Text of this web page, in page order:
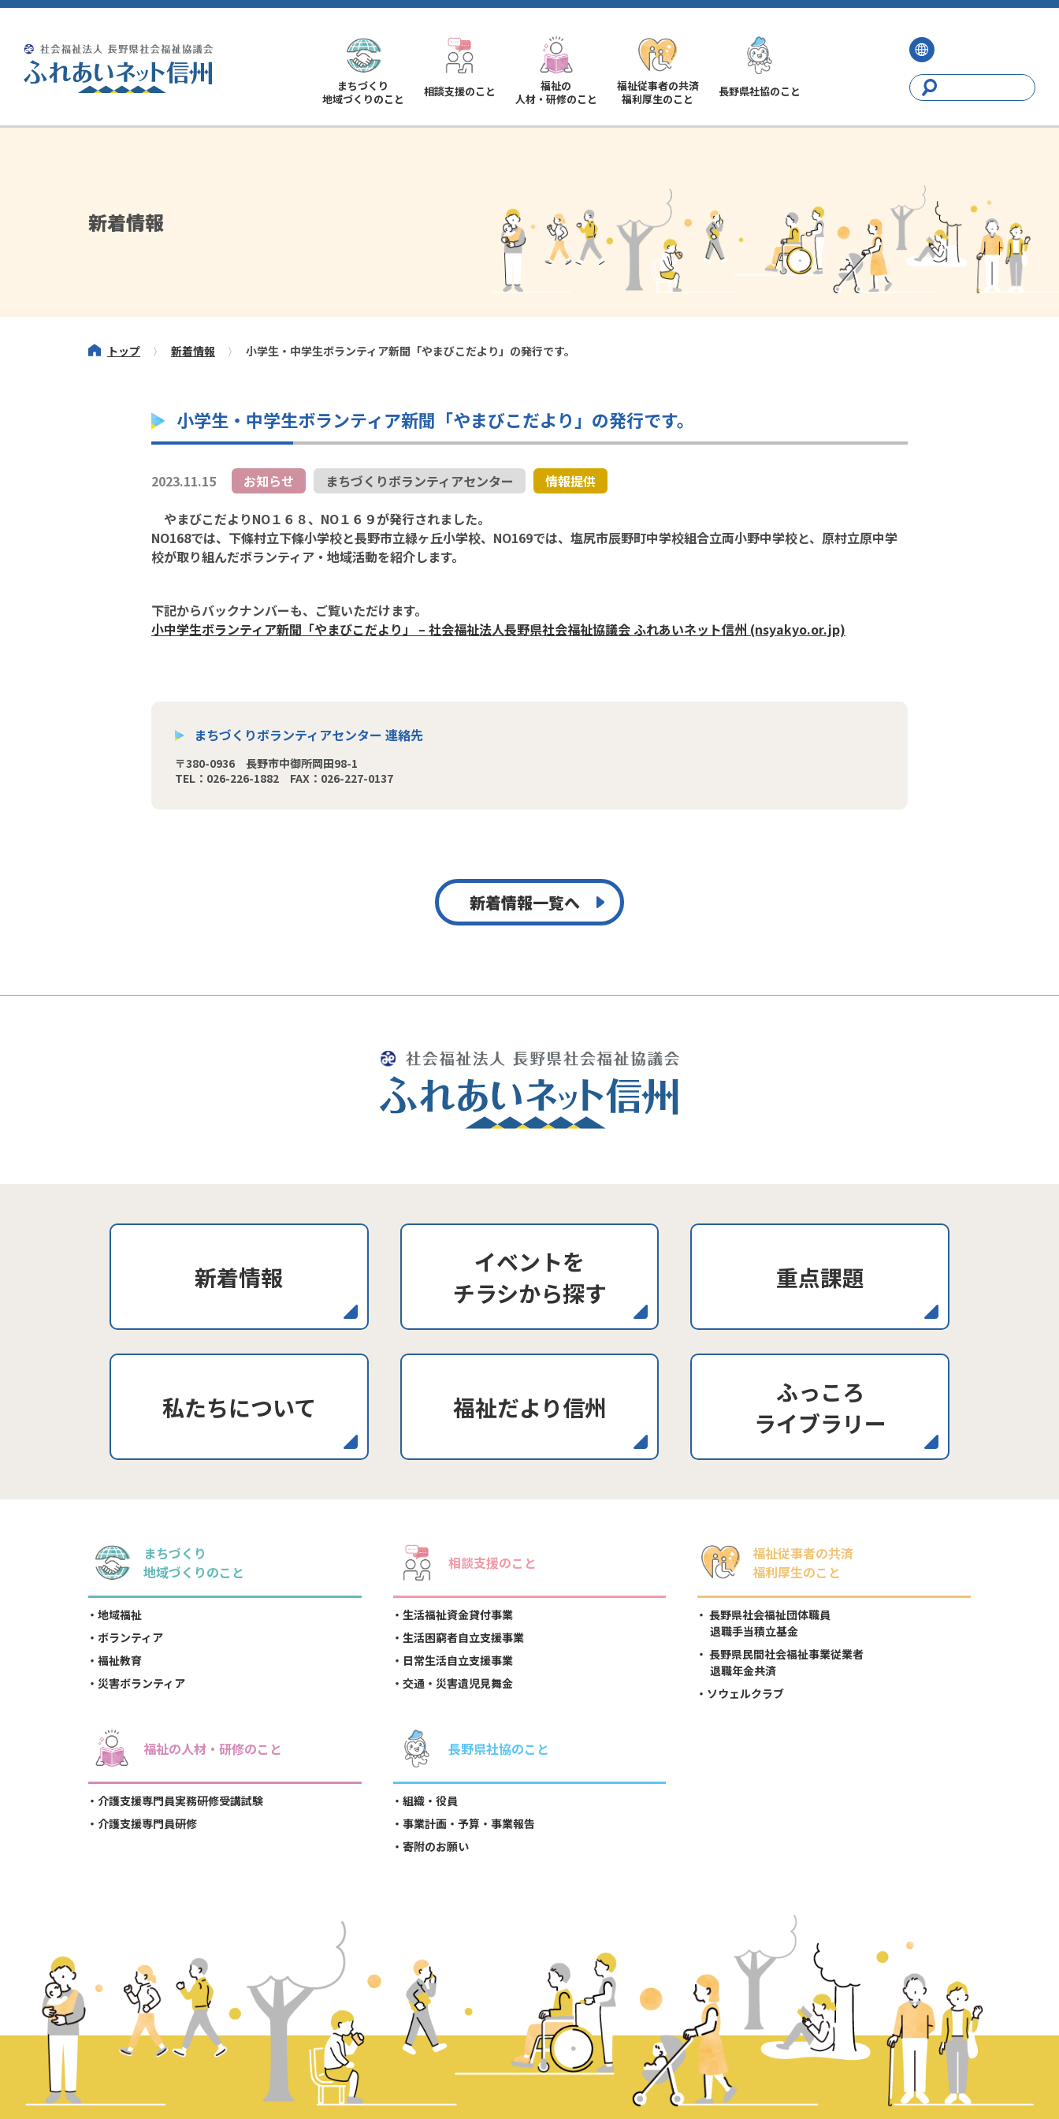
まちづくり
地域づくりのこと
相談支援のこと
福祉の
人材・研修のこと
福祉従事者の共済
福利厚生のこと
長野県社協のこと
新着情報
トップ 新着情報 小学生・中学生ボランティア新聞「やまびこだより」の発行です。
小学生・中学生ボランティア新聞「やまびこだより」の発行です。
2023.11.15 お知らせ まちづくりボランティアセンター
情報提供
やまびこだよりNO１６８、NO１６９が発行されました。
NO168では、下條村立下條小学校と長野市立緑ヶ丘小学校、NO169では、塩尻市辰野町中学校組合立両小野中学校と、原村立原中学
校が取り組んだボランティア・地域活動を紹介します。
下記からバックナンバーも、ご覧いただけます。
小中学生ボランティア新聞「やまびこだより」 – 社会福祉法人長野県社会福祉協議会 ふれあいネット信州 (nsyakyo.or.jp)
まちづくりボランティアセンター 連絡先
〒380-0936 長野市中御所岡田98-1
TEL：026-226-1882 FAX：026-227-0137
新着情報一覧へ
新着情報
イベントを
チラシから探す
重点課題
私たちについて 福祉だより信州
ふっころ
ライブラリー
まちづくり
地域づくりのこと
地域福祉
ボランティア
福祉教育
災害ボランティア
相談支援のこと
生活福祉資金貸付事業
生活困窮者自立支援事業
日常生活自立支援事業
交通・災害遺児見舞金
福祉従事者の共済
福利厚生のこと
長野県社会福祉団体職員
退職手当積立基金
長野県民間社会福祉事業従業者
退職年金共済
ソウェルクラブ
福祉の人材・研修のこと
介護支援専門員実務研修受講試験
介護支援専門員研修
長野県社協のこと
組織・役員
事業計画・予算・事業報告
寄附のお願い